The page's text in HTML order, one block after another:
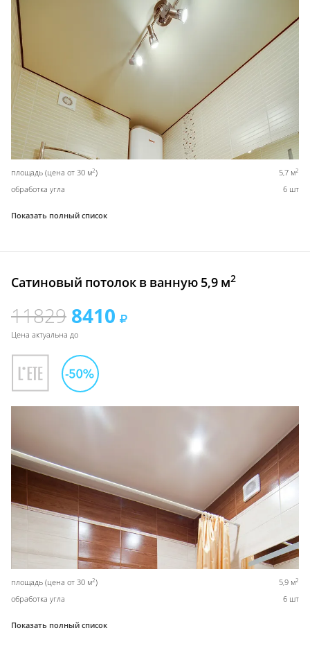
площадь (цена от 30 м2) 5,7 м2
обработка угла 6 шт
Показать полный список
Сатиновый потолок в ванную 5,9 м2
11829 8410
Цена актуальна до
площадь (цена от 30 м2) 5,9 м2
обработка угла 6 шт
Показать полный список